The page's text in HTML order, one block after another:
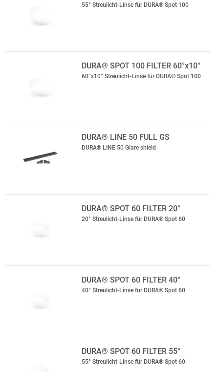
55° Streulicht-Linse für DURA® Spot 100
DURA® SPOT 100 FILTER 60°x10°
60°x10° Streulicht-Linse für DURA® Spot 100
DURA® LINE 50 FULL GS
DURA® LINE 50 Glare shield
DURA® SPOT 60 FILTER 20°
20° Streulicht-Linse für DURA® Spot 60
DURA® SPOT 60 FILTER 40°
40° Streulicht-Linse für DURA® Spot 60
DURA® SPOT 60 FILTER 55°
55° Streulicht-Linse für DURA® Spot 60